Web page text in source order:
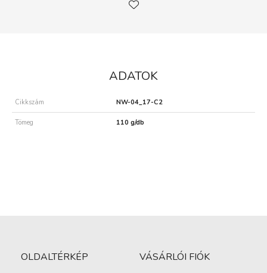
ADATOK
Cikkszám NW-04_17-C2
Tömeg 110 g/db
OLDALTÉRKÉP VÁSÁRLÓI FIÓK